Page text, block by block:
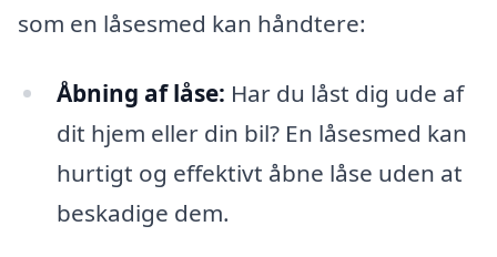
som en låsesmed kan håndtere:
Åbning af låse: Har du låst dig ude af
dit hjem eller din bil? En låsesmed kan
hurtigt og effektivt åbne låse uden at
beskadige dem.